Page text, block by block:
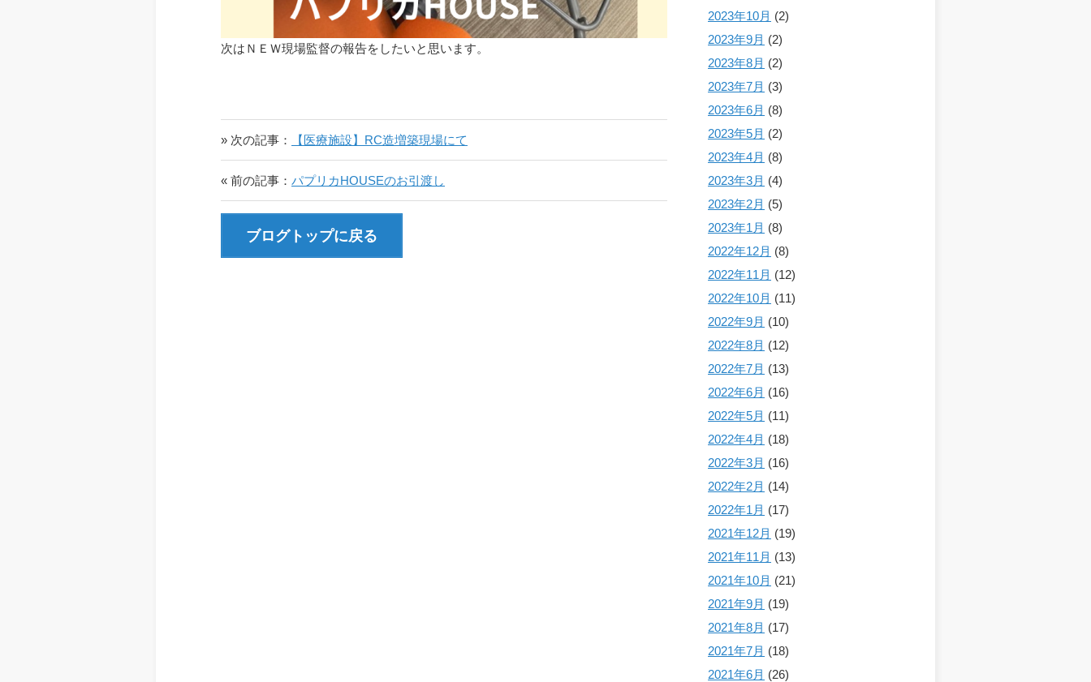
次はＮＥＷ現場監督の報告をしたいと思います。
» 次の記事： 【医療施設】RC造増築現場にて
« 前の記事： パプリカHOUSEのお引渡し
ブログトップに戻る
2023年10月 (2)
2023年9月 (2)
2023年8月 (2)
2023年7月 (3)
2023年6月 (8)
2023年5月 (2)
2023年4月 (8)
2023年3月 (4)
2023年2月 (5)
2023年1月 (8)
2022年12月 (8)
2022年11月 (12)
2022年10月 (11)
2022年9月 (10)
2022年8月 (12)
2022年7月 (13)
2022年6月 (16)
2022年5月 (11)
2022年4月 (18)
2022年3月 (16)
2022年2月 (14)
2022年1月 (17)
2021年12月 (19)
2021年11月 (13)
2021年10月 (21)
2021年9月 (19)
2021年8月 (17)
2021年7月 (18)
2021年6月 (26)